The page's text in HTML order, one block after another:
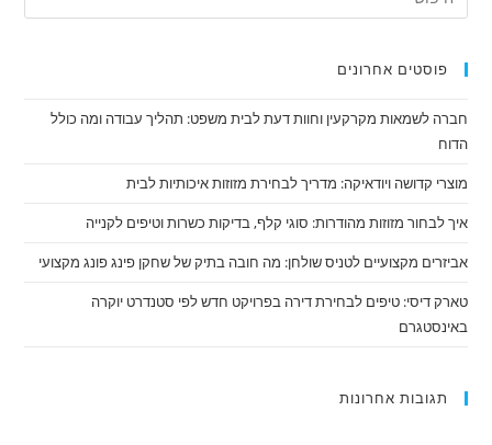
פוסטים אחרונים
חברה לשמאות מקרקעין וחוות דעת לבית משפט: תהליך עבודה ומה כולל
הדוח
מוצרי קדושה ויודאיקה: מדריך לבחירת מזוזות איכותיות לבית
איך לבחור מזוזות מהודרות: סוגי קלף, בדיקות כשרות וטיפים לקנייה
אביזרים מקצועיים לטניס שולחן: מה חובה בתיק של שחקן פינג פונג מקצועי
טארק דיסי: טיפים לבחירת דירה בפרויקט חדש לפי סטנדרט יוקרה
באינסטגרם
תגובות אחרונות